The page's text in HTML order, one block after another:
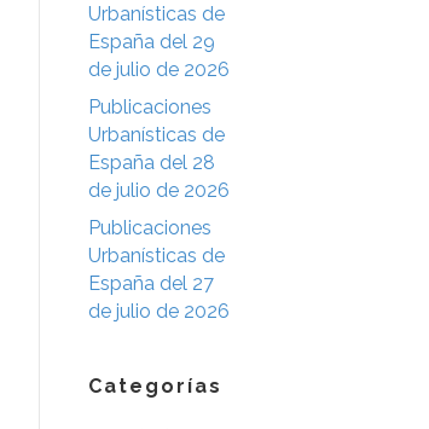
Urbanísticas de
España del 29
de julio de 2026
Publicaciones
Urbanísticas de
España del 28
de julio de 2026
Publicaciones
Urbanísticas de
España del 27
de julio de 2026
Categorías